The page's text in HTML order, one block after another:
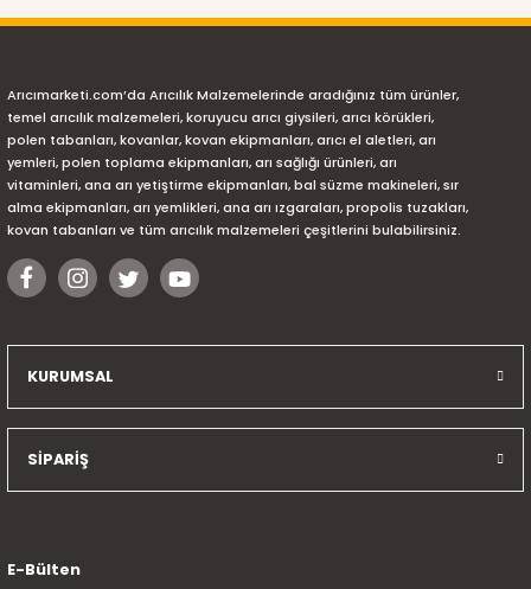
Arıcımarketi.com’da Arıcılık Malzemelerinde aradığınız tüm ürünler,
temel arıcılık malzemeleri, koruyucu arıcı giysileri, arıcı körükleri,
polen tabanları, kovanlar, kovan ekipmanları, arıcı el aletleri, arı
yemleri, polen toplama ekipmanları, arı sağlığı ürünleri, arı
vitaminleri, ana arı yetiştirme ekipmanları, bal süzme makineleri, sır
alma ekipmanları, arı yemlikleri, ana arı ızgaraları, propolis tuzakları,
kovan tabanları ve tüm arıcılık malzemeleri çeşitlerini bulabilirsiniz.
KURUMSAL
SİPARİŞ
E-Bülten